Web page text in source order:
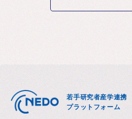
若手研究者産学連携
プラットフォーム